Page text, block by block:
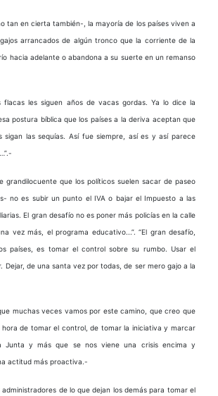
tan en cierta también-, la mayoría de los países viven a
arrancados de algún tronco que la corriente de la
hacia adelante o abandona a su suerte en un remanso
flacas les siguen años de vacas gordas. Ya lo dice la
postura bíblica que los países a la deriva aceptan que
sigan las sequías. Así fue siempre, así es y así parece
grandilocuente que los políticos suelen sacar de paseo
no es subir un punto el IVA o bajar el Impuesto a las
El gran desafío no es poner más policías en la calle
vez más, el programa educativo...”. “El gran desafío,
países, es tomar el control sobre su rumbo. Usar el
Dejar, de una santa vez por todas, de ser mero gajo a la
muchas veces vamos por este camino, que creo que
de tomar el control, de tomar la iniciativa y marcar
Junta y más que se nos viene una crisis encima y
actitud más proactiva.-
de lo que dejan los demás para tomar el